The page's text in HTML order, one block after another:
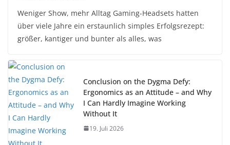
Weniger Show, mehr Alltag Gaming-Headsets hatten
über viele Jahre ein erstaunlich simples Erfolgsrezept:
größer, kantiger und bunter als alles, was
Conclusion on the Dygma Defy:
Ergonomics as an Attitude – and Why
I Can Hardly Imagine Working
Without It
19. Juli 2026